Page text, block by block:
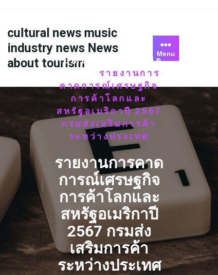
content
cultural news music
industry news News
about tourism
Menu
HOME
ข่าวเศรษฐกิจ
รายงานการ
คาดการณ์เศรษฐกิจ
การค้าโลกและ
สหรัฐอเมริกาปี 2567
กรมส่งเสริมการค้า
ระหว่างประเทศ
รายงานการคาด
การณ์เศรษฐกิจ
การค้าโลกและ
สหรัฐอเมริกาปี
2567 กรมส่ง
เสริมการค้า
ระหว่างประเทศ